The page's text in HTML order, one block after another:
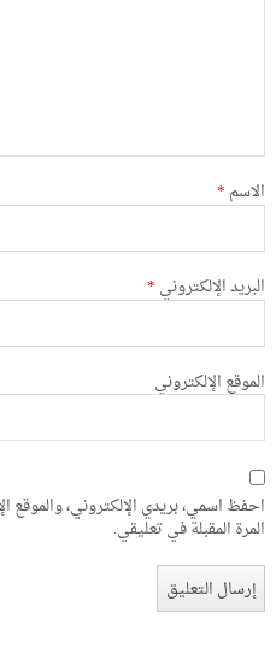
الاسم *
البريد الإلكتروني *
الموقع الإلكتروني
احفظ اسمي، بريدي الإلكتروني،
المرة المقبلة في تعليقي.